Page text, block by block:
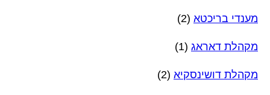
מענדי בריכטא (2)
מקהלת דאראג (1)
מקהלת דושינסקיא (2)